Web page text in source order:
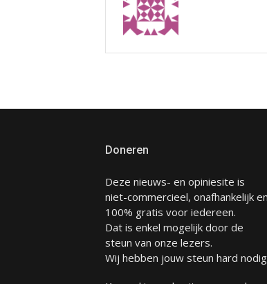
Doneren
Deze nieuws- en opiniesite is
niet-commercieel, onafhankelijk en
100% gratis voor iedereen.
Dat is enkel mogelijk door de
steun van onze lezers.
Wij hebben jouw steun hard